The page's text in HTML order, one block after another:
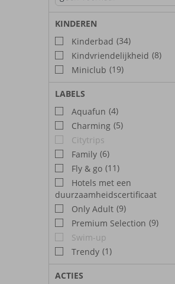
KINDEREN
Kinderbad (34)
Kindvriendelijkheid (8)
Miniclub (19)
LABELS
Aquafun (4)
Charming (5)
Citytrips
Family (6)
Fly & go (11)
Hotels met een
duurzaamheidscertificaat
Only Adult (9)
Premium Selection (9)
Swim-up
Trendy (1)
ACTIES